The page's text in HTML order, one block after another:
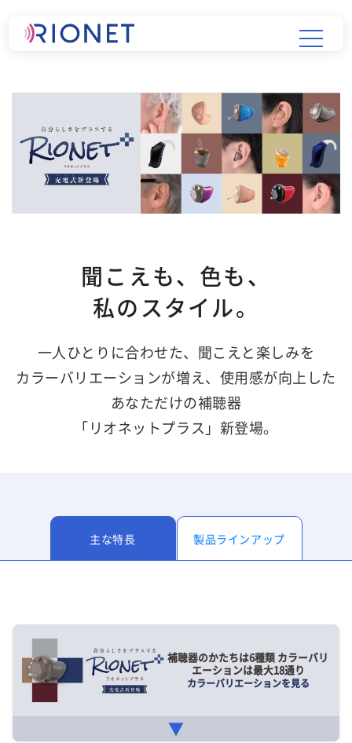
聞こえも、色も、
私のスタイル。
一人ひとりに合わせた、聞こえと楽しみを
カラーバリエーションが増え、使用感が向上した
あなただけの補聴器
「リオネットプラス」新登場。
主な特長 製品ラインアップ
補聴器のかたちは6種類 カラーバリ
エーションは最大18通り
カラーバリエーションを見る
▼